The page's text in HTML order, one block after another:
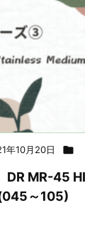
年10月20日 
DR MR-45
～105)